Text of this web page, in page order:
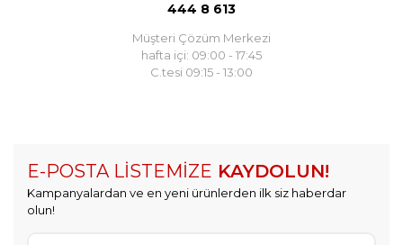
444 8 613
Müşteri Çözüm Merkezi
hafta içi: 09:00 - 17:45
C.tesi 09:15 - 13:00
E-POSTA LİSTEMİZE KAYDOLUN!
Kampanyalardan ve en yeni ürünlerden ilk siz haberdar
olun!